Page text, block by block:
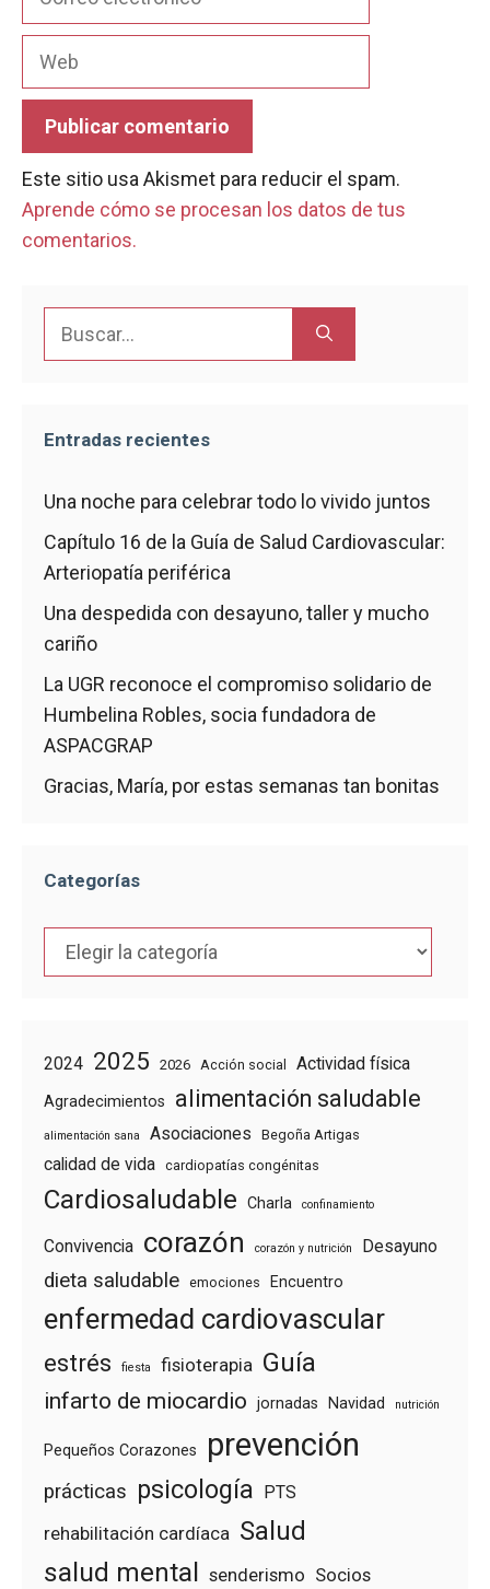
Este sitio usa Akismet para reducir el spam.
Aprende cómo se procesan los datos de tus
comentarios.
Entradas recientes
Una noche para celebrar todo lo vivido juntos
Capítulo 16 de la Guía de Salud Cardiovascular:
Arteriopatía periférica
Una despedida con desayuno, taller y mucho
cariño
La UGR reconoce el compromiso solidario de
Humbelina Robles, socia fundadora de
ASPACGRAP
Gracias, María, por estas semanas tan bonitas
Categorías
Categorías
2024 2025 2026 Acción social Actividad física
Agradecimientos alimentación saludable
alimentación sana Asociaciones Begoña Artigas
calidad de vida cardiopatías congénitas
Cardiosaludable Charla confinamiento
Convivencia corazón corazón y nutrición Desayuno
dieta saludable emociones Encuentro
enfermedad cardiovascular
estrés fiesta fisioterapia Guía
infarto de miocardio jornadas Navidad nutrición
Pequeños Corazones prevención
prácticas psicología PTS
rehabilitación cardíaca Salud
salud mental senderismo Socios